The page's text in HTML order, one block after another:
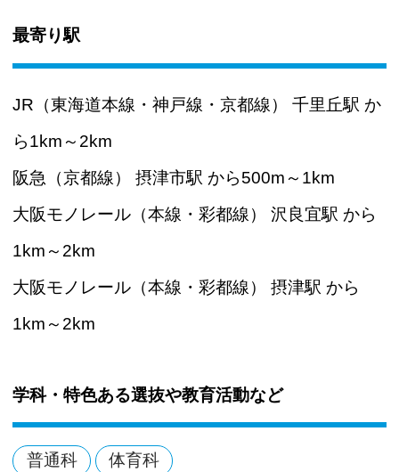
最寄り駅
JR（東海道本線・神戸線・京都線） 千里丘駅 か
ら1km～2km
阪急（京都線） 摂津市駅 から500m～1km
大阪モノレール（本線・彩都線） 沢良宜駅 から
1km～2km
大阪モノレール（本線・彩都線） 摂津駅 から
1km～2km
学科・特色ある選抜や教育活動など
普通科 体育科